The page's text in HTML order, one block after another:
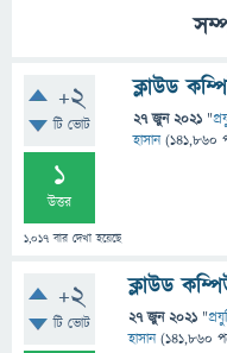
+2
টি ভোট
1
উত্তর
1,017 বার দেখা হয়েছে
ক্লাউড
27 জুন 2021 "
হাসান (141,860
+2
টি ভোট
ক্লাউড
27 জুন 2021 "
হাসান (141,860